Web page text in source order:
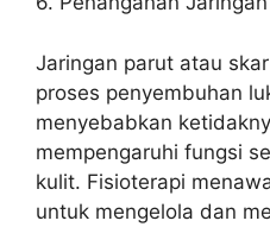
Jaringan parut atau
proses penyembuhan
menyebabkan
mempengaruhi fungsi
kulit. Fisioterapi
untuk mengelola dan